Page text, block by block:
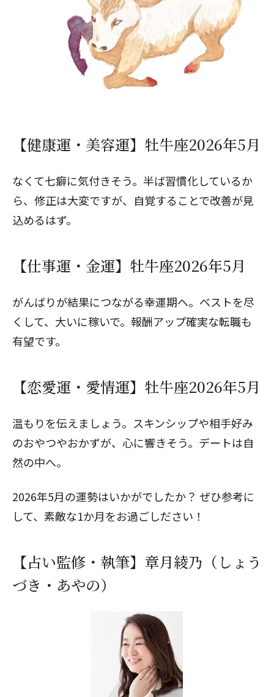
【健康運・美容運】牡牛座2026年5月
なくて七癖に気付きそう。半ば習慣化しているか
ら、修正は大変ですが、自覚することで改善が見
込めるはず。
【仕事運・金運】牡牛座2026年5月
がんばりが結果につながる幸運期へ。ベストを尽
くして、大いに稼いで。報酬アップ確実な転職も
有望です。
【恋愛運・愛情運】牡牛座2026年5月
温もりを伝えましょう。スキンシップや相手好み
のおやつやおかずが、心に響きそう。デートは自
然の中へ。
2026年5月の運勢はいかがでしたか？ ぜひ参考に
して、素敵な1か月をお過ごしださい！
【占い監修・執筆】章月綾乃（しょう
づき・あやの）